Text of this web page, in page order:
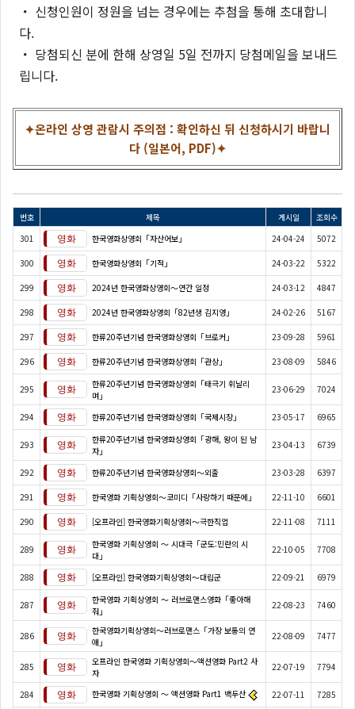
・ 신청인원이 정원을 넘는 경우에는 추첨을 통해 초대합니
다.
・ 당첨되신 분에 한해 상영일 5일 전까지 당첨메일을 보내드
립니다.
✦온라인 상영 관람시 주의점 : 확인하신 뒤 신청하시기 바랍니
다 (일본어, PDF)✦
번호 제목 게시일
조회수
301
한국영화상영회「자산어보」 24-04-24 5072
300 한국영화상영회「기적」 24-03-22 5322
299 2024년 한국영화상영회～연간 일정 24-03-12 4847
298 2024년 한국영화상영회「82년생 김지영」 24-02-26 5167
297 한류20주년기념 한국영화상영회「브로커」 23-09-28 5961
296 한류20주년기념 한국영화상영회「관상」 23-08-09 5846
295
한류20주년기념 한국영화상영회「태극기 휘날리
며」
23-06-29 7024
294 한류20주년기념 한국영화상영회「국제시장」 23-05-17 6965
293
한류20주년기념 한국영화상영회「광해, 왕이 된 남
자」
23-04-13 6739
292 한류20주년기념 한국영화상영회～외출 23-03-28 6397
291 한국영화 기획상영회～코미디「사랑하기 때문에」 22-11-10 6601
290 [오프라인] 한국영화기획상영회～극한직업 22-11-08 7111
289
한국영화 기획상영회 ～ 시대극「군도:민란의 시
대」
22-10-05 7708
288 [오프라인] 한국영화기획상영회～대립군 22-09-21 6979
287
한국영화 기획상영회 ～ 러브로맨스영화「좋아해
줘」
22-08-23 7460
286
한국영화기획상영회～러브로맨스「가장 보통의 연
애」
22-08-09 7477
285
오프라인 한국영화 기획상영회～액션영화 Part2 사
자
22-07-19 7794
284 한국영화 기획상영회 ～ 액션영화 Part1 백두산 22-07-11 7285